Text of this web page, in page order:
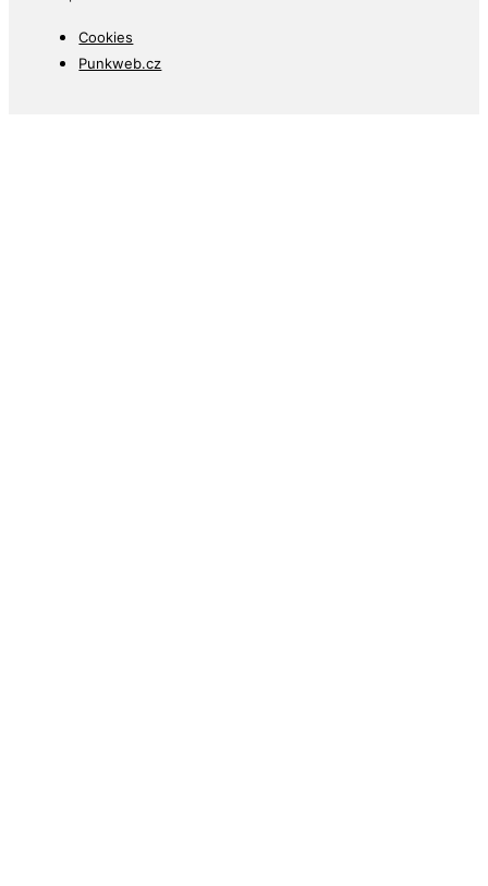
Cookies
Punkweb.cz